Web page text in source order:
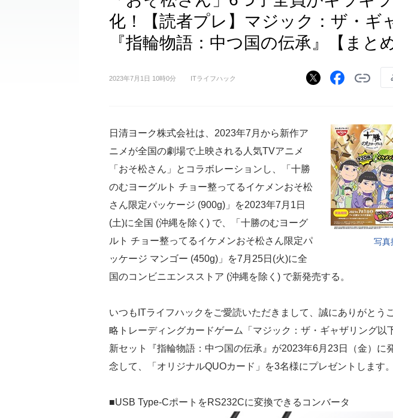
化！【読者プレ】マジック：ザ・ギ
『指輪物語：中つ国の伝承』【まと
2023年7月1日 10時0分 ITライフハック
写真
日清ヨーク株式会社は、2023年7月から新作ア
ニメが全国の劇場で上映される人気TVアニメ
「おそ松さん」とコラボレーションし、「十勝
のむヨーグルト チョー整ってるイケメンおそ松
さん限定パッケージ (900g)」を2023年7月1日
(土)に全国 (沖縄を除く) で、「十勝のむヨーグ
ルト チョー整ってるイケメンおそ松さん限定パ
ッケージ マンゴー (450g)」を7月25日(火)に全
国のコンビニエンスストア (沖縄を除く) で新発売する。
いつもITライフハックをご愛読いただきまして、誠にありがとう
略トレーディングカードゲーム「マジック：ザ・ギャザリング以
新セット『指輪物語：中つ国の伝承』が2023年6月23日（金）に
念して、「オリジナルQUOカード」を3名様にプレゼントします。
■USB Type-CポートをRS232Cに変換できるコンバータ